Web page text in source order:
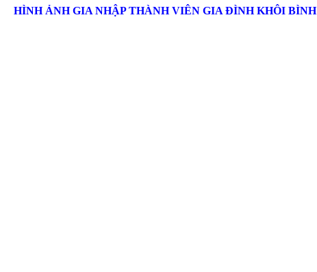
HÌNH ẢNH GIA NHẬP THÀNH VIÊN GIA ĐÌNH KHÔI BÌNH